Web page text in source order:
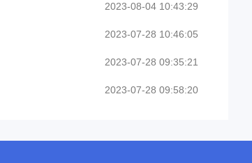
2023-08-04 10:43:29
2023-07-28 10:46:05
2023-07-28 09:35:21
2023-07-28 09:58:20